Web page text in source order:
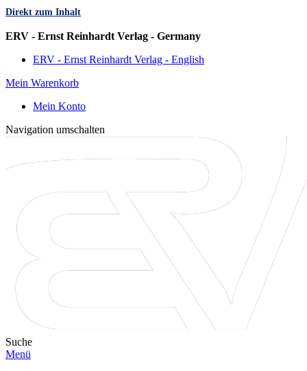
Direkt zum Inhalt
ERV - Ernst Reinhardt Verlag - Germany
ERV - Ernst Reinhardt Verlag - English
Mein Warenkorb
Mein Konto
Navigation umschalten
Suche
Menü